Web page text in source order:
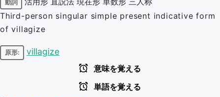
動詞
Third-person singular simple present indicative form
of villagize
原形: villagize
意味を覚える
単語を覚える